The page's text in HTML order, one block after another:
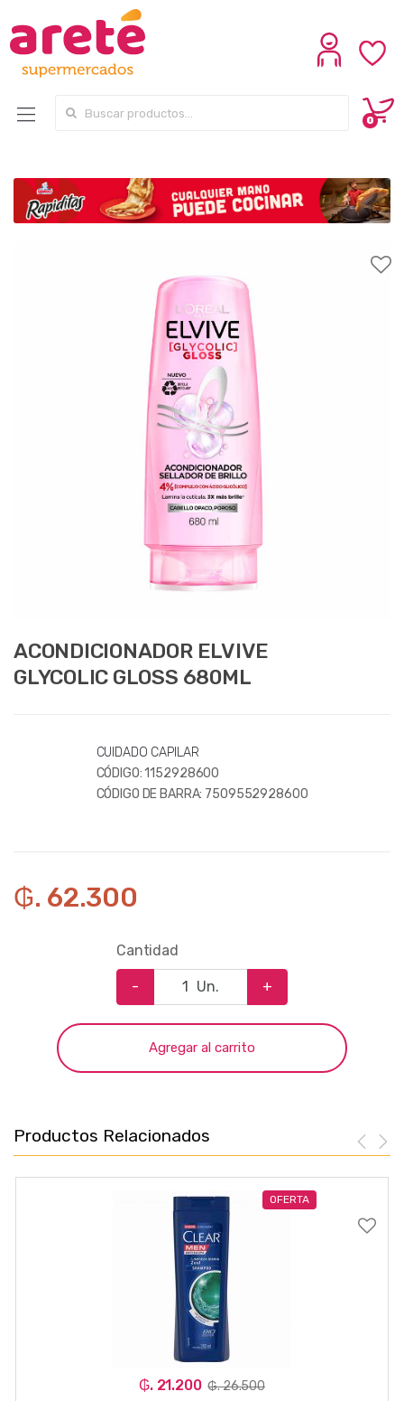
Search for:
0
ACONDICIONADOR ELVIVE
GLYCOLIC GLOSS 680ML
CUIDADO CAPILAR
CÓDIGO:1152928600
CÓDIGO DE BARRA: 7509552928600
₲. 62.300
Cantidad
- Un. +
Agregar al carrito
Productos Relacionados
OFERTA
₲. 21.200 ₲. 26.500